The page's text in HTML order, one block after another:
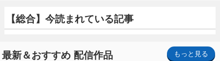
【総合】今読まれている記事
最新＆おすすめ 配信作品 もっと見る